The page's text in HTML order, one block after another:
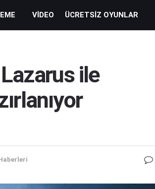
VIDEO ÜCRETSIZ OYUNLAR
ile